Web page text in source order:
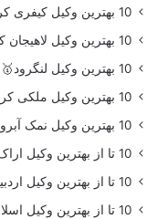
10 بهترین وکیل کیفری کرج 🥇【آپدیت جدید】⚖️
10 بهترین وکیل لاهیجان کیست ؟🥇【آپدیت جدید】⚖️
10 بهترین وکیل لنگرود🥇【آپدیت جدید】⚖️
10 بهترین وکیل ملکی کرج 🥇【آپدیت جدید】⚖️
10 بهترین وکیل نمک آبرود 🥇【آپدیت جدید】⚖️
10 تا از بهترین وکیل اراک 🥇【آپدیت جدید】⚖️
10 تا از بهترین وکیل اردبیل 🥇【آپدیت جدید】
10 تا از بهترین وکیل اسلامشهر 🥇【آپدیت جدید】